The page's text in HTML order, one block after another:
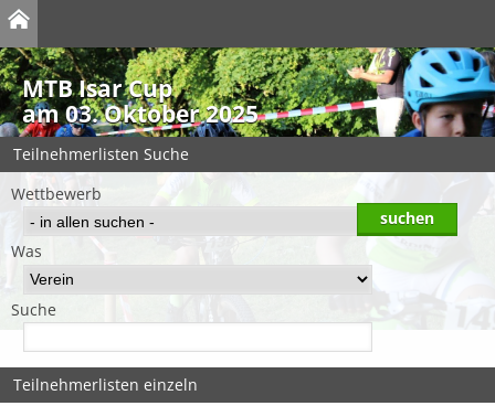
MTB Isar Cup
am 03. Oktober 2025
Teilnehmerlisten Suche
Wettbewerb
Was
Suche
Teilnehmerlisten einzeln